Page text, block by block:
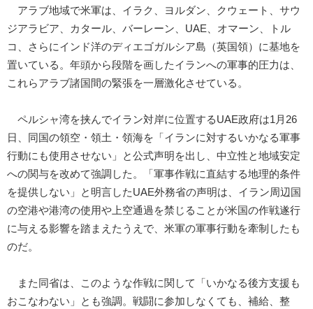
アラブ地域で米軍は、イラク、ヨルダン、クウェート、サウ
ジアラビア、カタール、バーレーン、UAE、オマーン、トル
コ、さらにインド洋のディエゴガルシア島（英国領）に基地を
置いている。年頭から段階を画したイランへの軍事的圧力は、
これらアラブ諸国間の緊張を一層激化させている。
ペルシャ湾を挟んでイラン対岸に位置するUAE政府は1月26
日、同国の領空・領土・領海を「イランに対するいかなる軍事
行動にも使用させない」と公式声明を出し、中立性と地域安定
への関与を改めて強調した。「軍事作戦に直結する地理的条件
を提供しない」と明言したUAE外務省の声明は、イラン周辺国
の空港や港湾の使用や上空通過を禁じることが米国の作戦遂行
に与える影響を踏まえたうえで、米軍の軍事行動を牽制したも
のだ。
また同省は、このような作戦に関して「いかなる後方支援も
おこなわない」とも強調。戦闘に参加しなくても、補給、整